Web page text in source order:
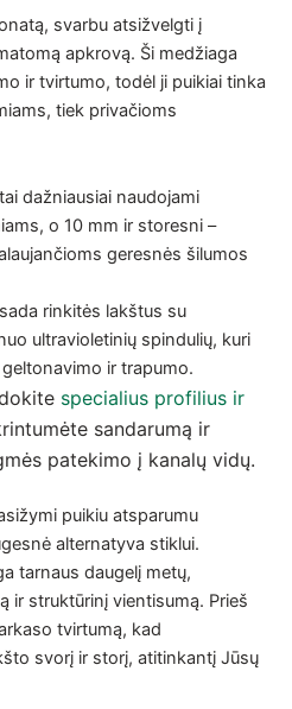
svarbu atsižvelgti į
apkrovą. Ši medžiaga
ir tvirtumo, todėl ji puikiai tinka
tiek privačioms
dažniausiai naudojami
o 10 mm ir storesni –
geresnės šilumos
rinkitės lakštus su
ultravioletinių spindulių, kuri
ir trapumo.
specialius profilius ir
sandarumą ir
patekimo į kanalų vidų.
puikiu atsparumu
alternatyva stiklui.
tarnaus daugelį metų,
ir struktūrinį vientisumą. Prieš
tvirtumą, kad
svorį ir storį, atitinkantį Jūsų